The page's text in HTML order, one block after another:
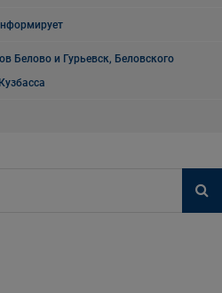
Белово и Гурьевск, Беловского